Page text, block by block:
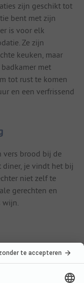
zijn geschikt tot
bent met zijn
is voor elk
Ze zijn
keuken, maar
met
tot rust te komen
en een verfrissend
vers brood bij de
je vindt het bij
niet zelf te
gerechten en
wijn.
waterpret in het
het peuterbad, terwijl
In het